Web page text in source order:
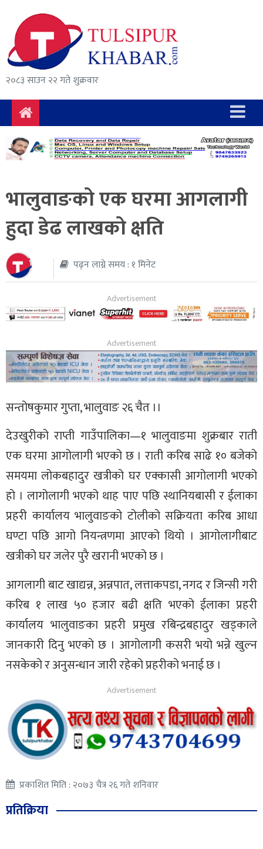
२०८३ साउन २२ गते शुक्रवार
समाचार
राजनीति
सुरक्षा/
अपराध
दुर्घटना
विचार
अर्थ
संवाद
मनोरञ्जन
भालुवाङको एक घरमा आगलागी
हुदा डेढ लाखको क्षति
पढ्न लाग्ने समय : १ मिनेट
सन्तोषकुमार गुप्ता, भालुवाङ २६ चैत ।।
देउखुरीको राप्ती गाउँपालिका—१ भालुवाङमा शुक्रबार राती
एक घरमा आगोलागी भएको छ । राती करिब साढे १० बजेको
समयमा लोकबहादुर खत्रीको घर एक्कासी आगोलागी भएको
हो । लागोलागी भएको थाह पाए पछि स्थानियबासी र ईलाका
प्रहरी कार्यालय भालुवाङको टोलीको सक्रियता करिब आधा
घण्टा पछि आगो नियन्त्रणमा आएको थियो । आगोलागीबाट
खत्रीको घर जलेर पुरै खरानी भएको छ ।
आगलागी बाट खाद्यन्न, अन्नपात, लत्ताकपडा, नगद र जिन्सी गरी
करिब १ लाख ५० हजार बढी क्षति भएको ईलाका प्रहरी
कार्यालय भालुवाङका प्रहरी प्रमुख रबिन्द्रबहादुर खड्काले
जानकारी दिनु भएको छ । आगोलागी कसरी भयो भन्ने खुल्न
नसकेको र अनुसन्धान जारी रहेको प्रहरीको भनाई छ ।
प्रकाशित मिति : २०७३ चैत्र २६ गते शनिवार
प्रतिक्रिया